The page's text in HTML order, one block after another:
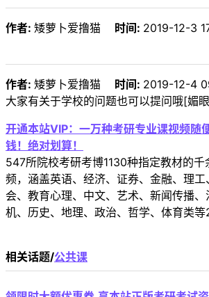
作者: 矮萝卜爱撸猫 时间: 2019-12-3
作者: 矮萝卜爱撸猫 时间: 2019-12-4
大家有关于学校的问题也可以提问哦[媚
开通本站VIP：一万种考研专业课视频随
钱！绝对划算！
547所院校考研考博1130种指定教材的
频，涵盖英语、经济、证券、金融、理
会、教育心理、中文、艺术、新闻传播
机、历史、地理、政治、哲学、体育类等
相关话题/公共课